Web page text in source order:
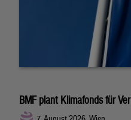
BMF plant Klimafonds für